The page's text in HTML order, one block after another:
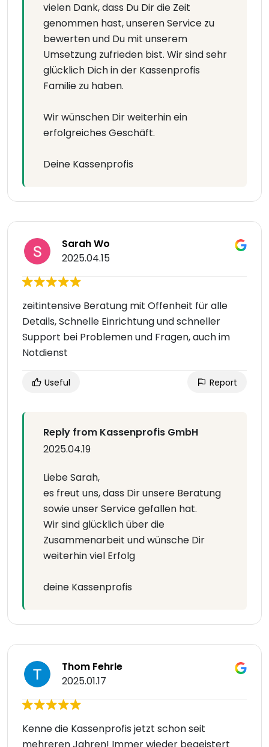
vielen Dank, dass Du Dir die Zeit
genommen hast, unseren Service zu
bewerten und Du mit unserem
Umsetzung zufrieden bist. Wir sind sehr
glücklich Dich in der Kassenprofis
Familie zu haben.
Wir wünschen Dir weiterhin ein
erfolgreiches Geschäft.
Deine Kassenprofis
Sarah Wo
2025.04.15
zeitintensive Beratung mit Offenheit für alle
Details, Schnelle Einrichtung und schneller
Support bei Problemen und Fragen, auch im
Notdienst
Useful Report
Reply from Kassenprofis GmbH
2025.04.19
Liebe Sarah,
es freut uns, dass Dir unsere Beratung
sowie unser Service gefallen hat.
Wir sind glücklich über die
Zusammenarbeit und wünsche Dir
weiterhin viel Erfolg
deine Kassenprofis
Thom Fehrle
2025.01.17
Kenne die Kassenprofis jetzt schon seit